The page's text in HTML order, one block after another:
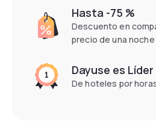
Hasta -75 %
Descuento en
precio de una noche
Dayuse es
De hoteles por